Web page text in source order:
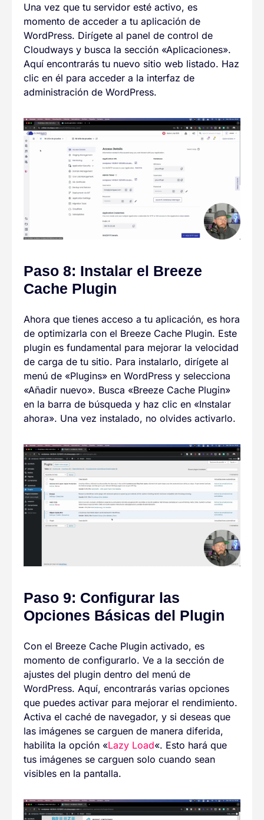
Una vez que tu servidor esté activo, es
momento de acceder a tu aplicación de
WordPress. Dirígete al panel de control de
Cloudways y busca la sección «Aplicaciones».
Aquí encontrarás tu nuevo sitio web listado. Haz
clic en él para acceder a la interfaz de
administración de WordPress.
Paso 8: Instalar el Breeze
Cache Plugin
Ahora que tienes acceso a tu aplicación, es hora
de optimizarla con el Breeze Cache Plugin. Este
plugin es fundamental para mejorar la velocidad
de carga de tu sitio. Para instalarlo, dirígete al
menú de «Plugins» en WordPress y selecciona
«Añadir nuevo». Busca «Breeze Cache Plugin»
en la barra de búsqueda y haz clic en «Instalar
ahora». Una vez instalado, no olvides activarlo.
Paso 9: Configurar las
Opciones Básicas del Plugin
Con el Breeze Cache Plugin activado, es
momento de configurarlo. Ve a la sección de
ajustes del plugin dentro del menú de
WordPress. Aquí, encontrarás varias opciones
que puedes activar para mejorar el rendimiento.
Activa el caché de navegador, y si deseas que
las imágenes se carguen de manera diferida,
habilita la opción «Lazy Load«. Esto hará que
tus imágenes se carguen solo cuando sean
visibles en la pantalla.